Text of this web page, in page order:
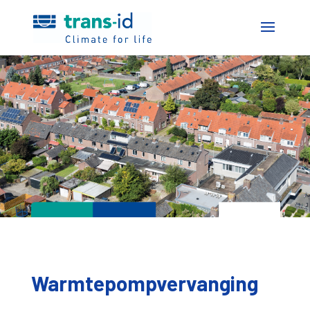
Warmtepompvervanging